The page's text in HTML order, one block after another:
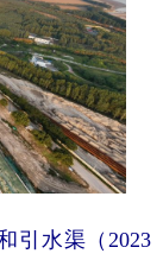
引水渠（2023